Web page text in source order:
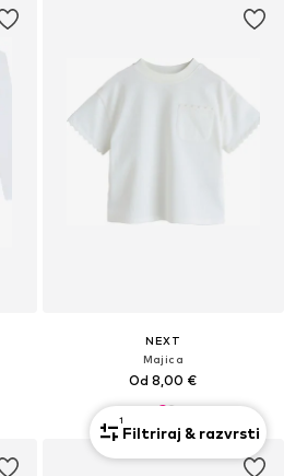
NEXT
Majica
Od 8,00 €
1
Filtriraj & razvrsti